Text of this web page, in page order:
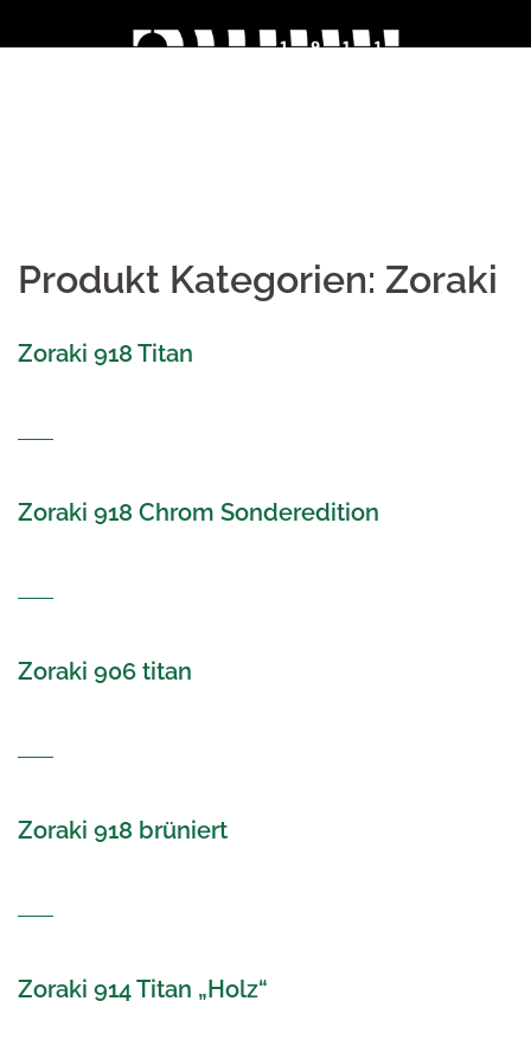
Produkt Kategorien: Zoraki
Zoraki 918 Titan
Zoraki 918 Chrom Sonderedition
Zoraki 906 titan
Zoraki 918 brüniert
Zoraki 914 Titan „Holz“